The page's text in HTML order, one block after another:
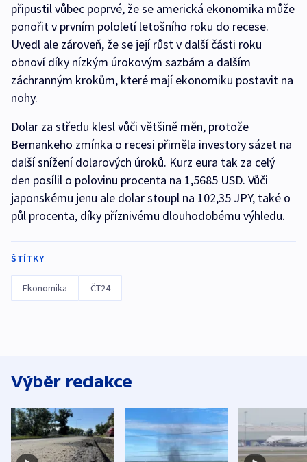
připustil vůbec poprvé, že se americká ekonomika může
ponořit v prvním pololetí letošního roku do recese.
Uvedl ale zároveň, že se její růst v další části roku
obnoví díky nízkým úrokovým sazbám a dalším
záchranným krokům, které mají ekonomiku postavit na
nohy.
Dolar za středu klesl vůči většině měn, protože
Bernankeho zmínka o recesi přiměla investory sázet na
další snížení dolarových úroků. Kurz eura tak za celý
den posílil o polovinu procenta na 1,5685 USD. Vůči
japonskému jenu ale dolar stoupl na 102,35 JPY, také o
půl procenta, díky příznivému dlouhodobému výhledu.
ŠTÍTKY
Ekonomika ČT24
Výběr redakce